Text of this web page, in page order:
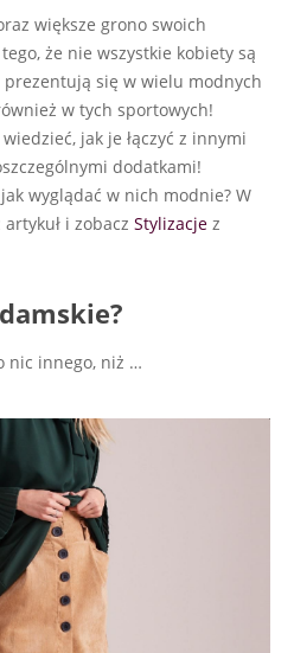
większe grono swoich
że nie wszystkie kobiety są
się w wielu modnych
w tych sportowych!
jak je łączyć z innymi
dodatkami!
wyglądać w nich modnie? W
i zobacz Stylizacje z
nic innego, niż …